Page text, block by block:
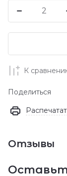
К
Поделиться
Отзывы